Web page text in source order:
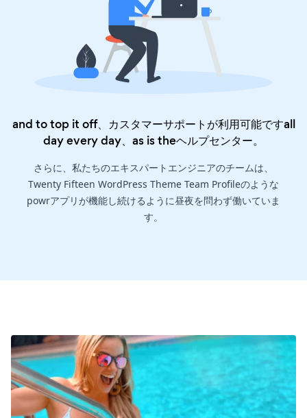
and to top it off、カスタマーサポートが利用可能ですall
day every day、as is theヘルプセンター。
さらに、私たちのエキスパートエンジニアのチームは、
Twenty Fifteen WordPress Theme Team Profileのような
powrアプリが機能し続けるように昼夜を問わず働いていま
す。